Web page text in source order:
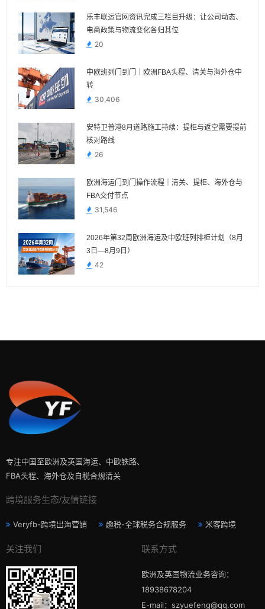
乐丰联运官网资讯完成三栏目升级：让公司动态、
电商政策与物流变化各归其位
20
中欧班列门到门｜欧洲FBA头程、清关与海外仓中
转
30,406
安特卫普港8月道路施工持续：提柜与返空需要提前
核对路线
26
欧洲海运门到门操作流程｜清关、提柜、海外仓与
FBA交付节点
31,546
2026年第32周欧洲海运及中欧班列排柜计划（8月
3日—8月9日）
42
专注中国至欧洲及英国海运、中欧铁路、
FBA头程、海外仓及自税合规清关
跨境服务生态/友情链接
Veryfb-跨境出海营销 趣税-全球税务合规服务 米客跨境
关注我们 联系方式
欧洲及英国物流业务咨询：
18938678204
E-mail：szyuefeng@qq.com